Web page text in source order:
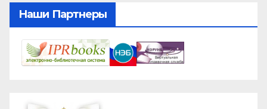
Наши Партнеры